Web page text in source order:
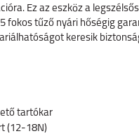
Ez az eszköz a
fokos tűző nyári hőségig
keresik
tartókar
(12-18N)